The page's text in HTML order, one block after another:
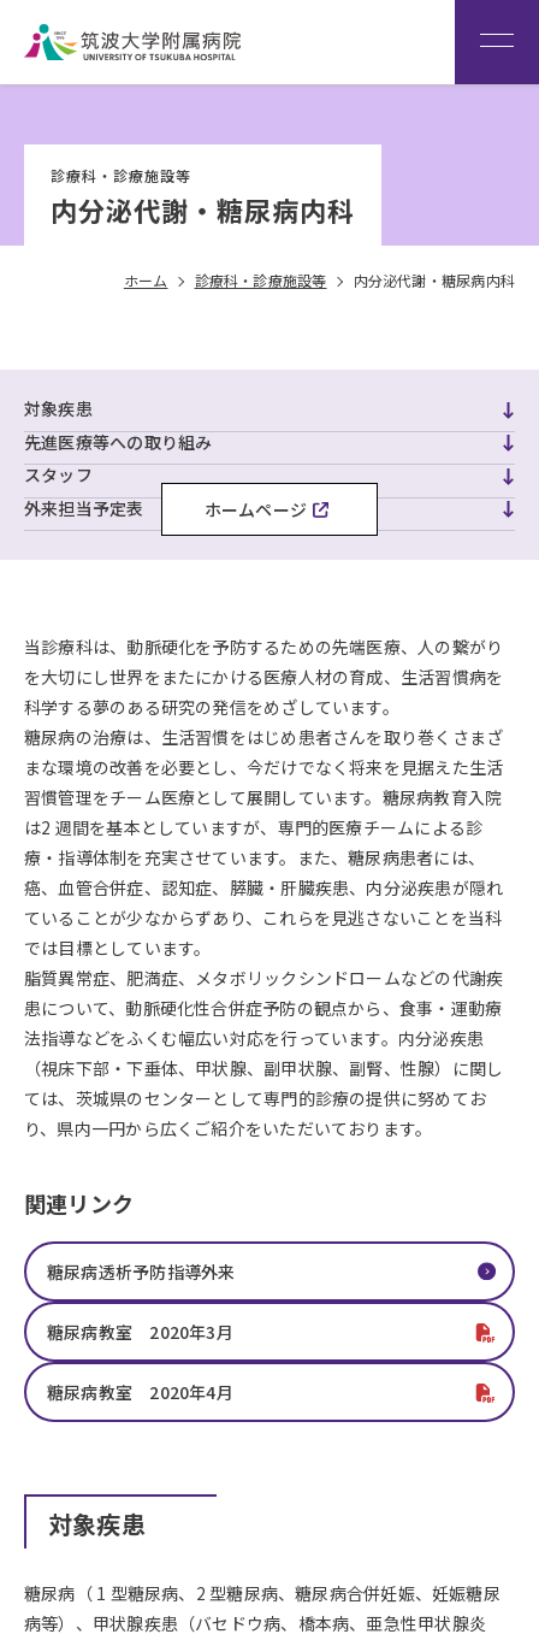
患者さん専用回線
（※本院は全科予約制です）
Language
看
診療科・診療施設等
内分泌代謝・糖尿病内科
ホーム 診療科・診療施設等 内分泌代謝・糖尿病内科
対象疾患
先進医療等への取り組み
スタッフ
外来担当予定表
ホームページ
当診療科は、動脈硬化を予防するための先端医療、人の繋がり
を大切にし世界をまたにかける医療人材の育成、生活習慣病を
科学する夢のある研究の発信をめざしています。
糖尿病の治療は、生活習慣をはじめ患者さんを取り巻くさまざ
まな環境の改善を必要とし、今だけでなく将来を見据えた生活
習慣管理をチーム医療として展開しています。糖尿病教育入院
は2 週間を基本としていますが、専門的医療チームによる診
療・指導体制を充実させています。また、糖尿病患者には、
癌、血管合併症、認知症、膵臓・肝臓疾患、内分泌疾患が隠れ
ていることが少なからずあり、これらを見逃さないことを当科
では目標としています。
脂質異常症、肥満症、メタボリックシンドロームなどの代謝疾
患について、動脈硬化性合併症予防の観点から、食事・運動療
法指導などをふくむ幅広い対応を行っています。内分泌疾患
（視床下部・下垂体、甲状腺、副甲状腺、副腎、性腺）に関し
ては、茨城県のセンターとして専門的診療の提供に努めてお
り、県内一円から広くご紹介をいただいております。
関連リンク
糖尿病透析予防指導外来
糖尿病教室 2020年3月
糖尿病教室 2020年4月
対象疾患
糖尿病（ 1 型糖尿病、2 型糖尿病、糖尿病合併妊娠、妊娠糖尿
病等）、甲状腺疾患（バセドウ病、橋本病、亜急性甲状腺炎